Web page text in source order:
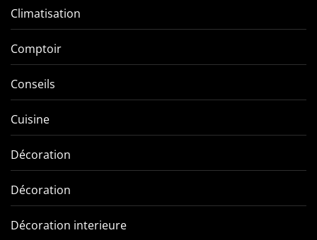
Climatisation
Comptoir
Conseils
Cuisine
Décoration
Décoration
Décoration interieure